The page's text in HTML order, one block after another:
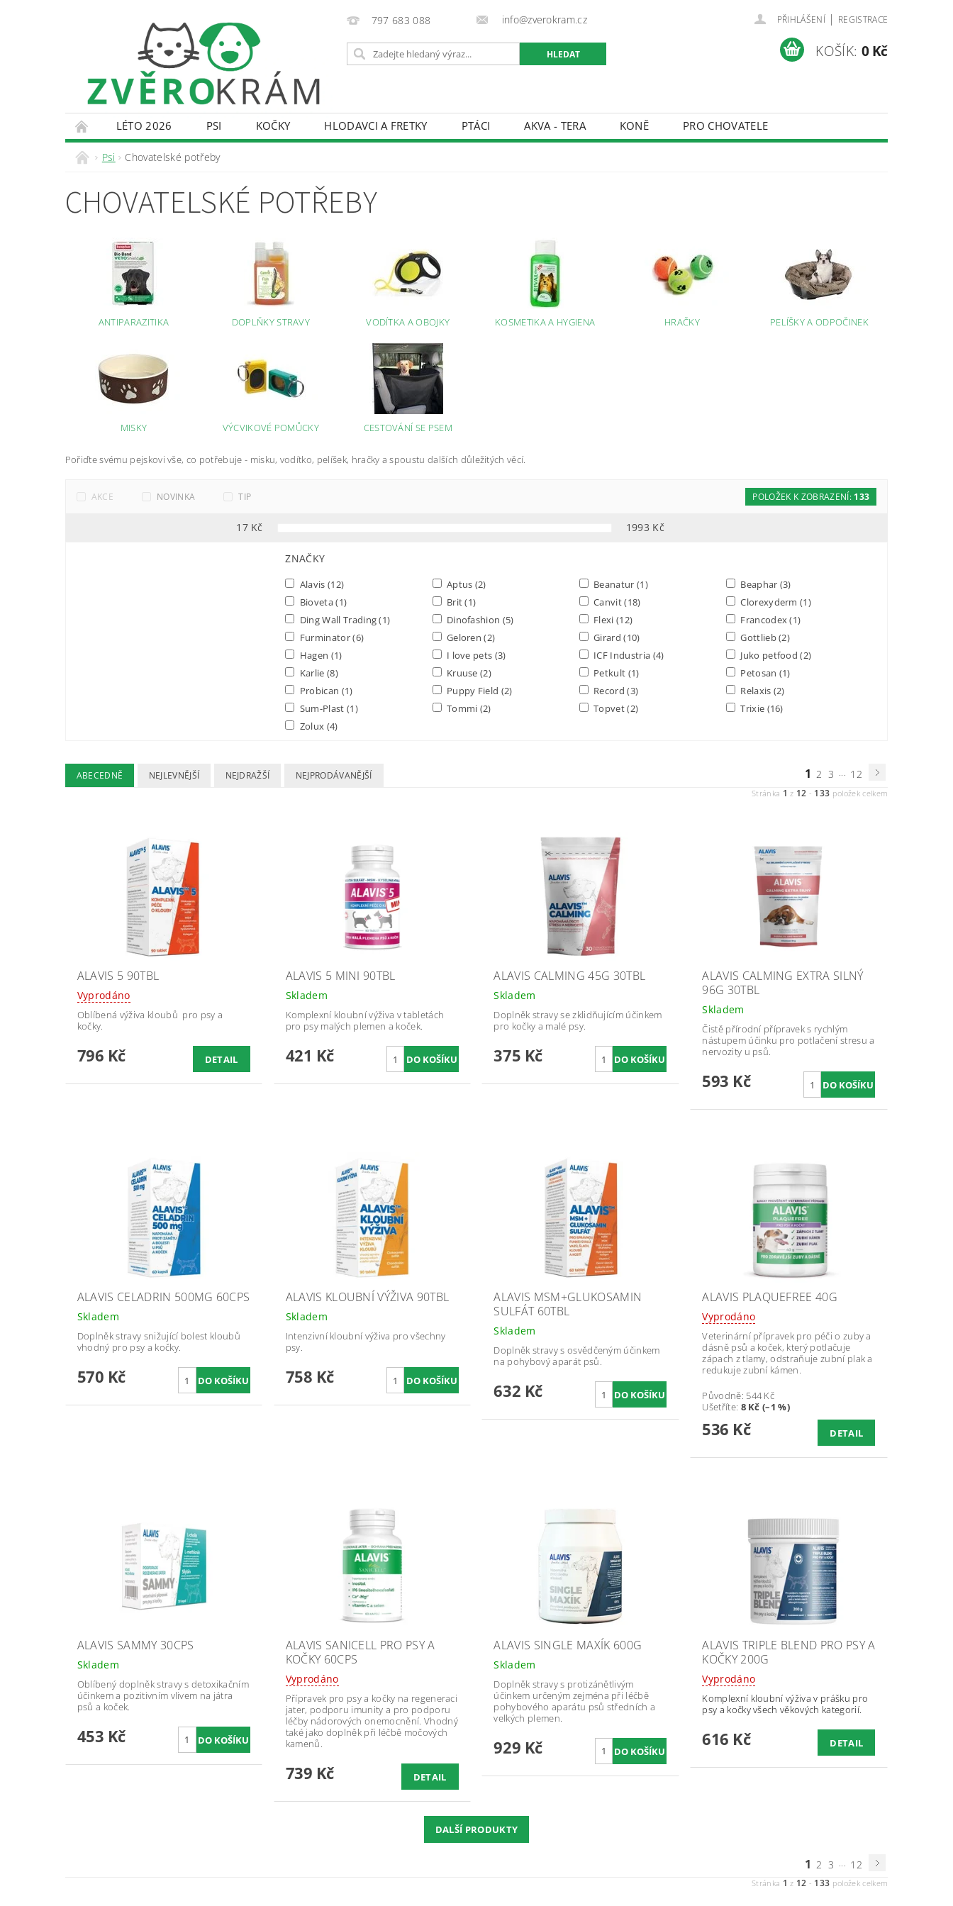
797 683 088 info@zverokram.cz PŘIHLÁŠENÍ | REGISTRACE
KOŠÍK: 0 Kč
LÉTO 2026 PSI KOČKY HLODAVCI A FRETKY PTÁCI AKVA - TERA KONĚ
PRO CHOVATELE
KONTAKTY
DOPRAVA A PLATBA
Psi Chovatelské potřeby
CHOVATELSKÉ POTŘEBY
ANTIPARAZITIKA DOPLŇKY STRAVY VODÍTKA A OBOJKY KOSMETIKA A HYGIENA HRAČKY PELÍŠKY A ODPOČINEK
MISKY VÝCVIKOVÉ POMŮCKY CESTOVÁNÍ SE PSEM
Pořiďte svému pejskovi vše, co potřebuje - misku, vodítko, pelíšek, hračky a spoustu dalších důležitých věcí.
AKCE NOVINKA TIP
17Kč 1993 Kč
POLOŽEK K ZOBRAZENÍ: 133
ZNAČKY
Alavis (12) Aptus (2) Beanatur (1) Beaphar (3)
Bioveta(1) Brit(1) Canvit(18) Clorexyderm(1)
Ding Wall Trading(1) Dinofashion (5) Flexi (12) Francodex(1)
Furminator(6) Geloren(2) Girard(10) Gottlieb(2)
Hagen (1) I love pets (3) ICF Industria (4) Juko petfood(2)
Karlie (8) Kruuse(2) Petkult (1) Petosan (1)
Probican (1) Puppy Field (2) Record(3) Relaxis (2)
Sum-Plast (1) Tommi (2) Topvet(2) Trixie (16)
Zolux (4)
ABECEDNĚ NEJLEVNĚJŠÍ NEJDRAŽŠÍ NEJPRODÁVANĚJŠÍ 1 2 3 ... 12
Stránka 1 z 12 - 133 položek celkem
ALAVIS 5 90TBL
Vyprodáno
Oblíbená výživa kloubů pro psy a
kočky.
796 Kč DETAIL
ALAVIS 5 MINI 90TBL
Skladem
Komplexní kloubní výživa v tabletách
pro psy malých plemen a koček.
421 Kč
ALAVIS CALMING 45G 30TBL
Skladem
Doplněk stravy se zklidňujícím účinkem
pro kočky a malé psy.
375 Kč
ALAVIS CALMING EXTRA SILNÝ
96G 30TBL
Skladem
Čistě přírodní přípravek s rychlým
nástupem účinku pro potlačení stresu a
nervozity u psů.
593 Kč
ALAVIS CELADRIN 500MG 60CPS
Skladem
Doplněk stravy snižující bolest kloubů
vhodný pro psy a kočky.
570 Kč
ALAVIS KLOUBNÍ VÝŽIVA 90TBL
Skladem
Intenzivní kloubní výživa pro všechny
psy.
758 Kč
ALAVIS MSM+GLUKOSAMIN
SULFÁT 60TBL
Skladem
Doplněk stravy s osvědčeným účinkem
na pohybový aparát psů.
632 Kč
ALAVIS PLAQUEFREE 40G
Vyprodáno
Veterinární přípravek pro péči o zuby a
dásně psů a koček, který potlačuje
zápach z tlamy, odstraňuje zubní plak a
redukuje zubní kámen.
Původně: 544 Kč
Ušetříte: 8 Kč (–1 %)
536 Kč DETAIL
ALAVIS SAMMY 30CPS
Skladem
Oblíbený doplněk stravy s detoxikačním
účinkem a pozitivním vlivem na játra
psů a koček.
453 Kč
ALAVIS SANICELL PRO PSY A
KOČKY 60CPS
Vyprodáno
Přípravek pro psy a kočky na regeneraci
jater, podporu imunity a pro podporu
léčby nádorových onemocnění. Vhodný
také jako doplněk při léčbě močových
kamenů.
739 Kč DETAIL
ALAVIS SINGLE MAXÍK 600G
Skladem
Doplněk stravy s protizánětlivým
účinkem určeným zejména při léčbě
pohybového aparátu psů středních a
velkých plemen.
929 Kč
ALAVIS TRIPLE BLEND PRO PSY A
KOČKY 200G
Vyprodáno
Komplexní kloubní výživa v prášku pro
psy a kočky všech věkových kategorií.
616 Kč DETAIL
DALŠÍ PRODUKTY
1 2 3 12
Stránka 1 z 12 - 133 položek celkem